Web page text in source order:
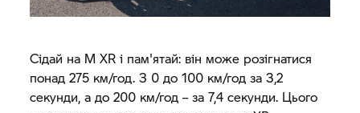
Сідай на M XR і пам'ятай: він може розігнатися
понад 275 км/год. З 0 до 100 км/год за 3,2
секунди, а до 200 км/год – за 7,4 секунди. Цього